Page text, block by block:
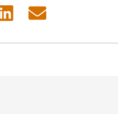
Share
Share